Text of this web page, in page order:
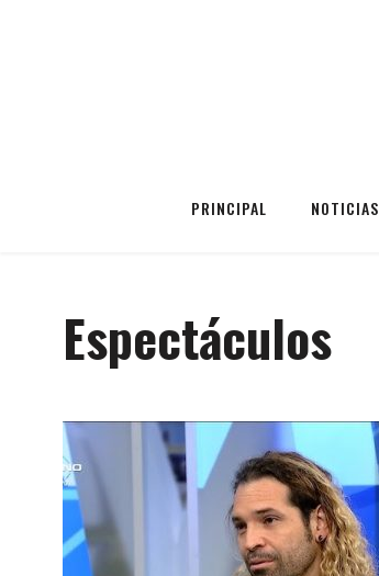
PRINCIPAL NOTICIAS
Espectáculos